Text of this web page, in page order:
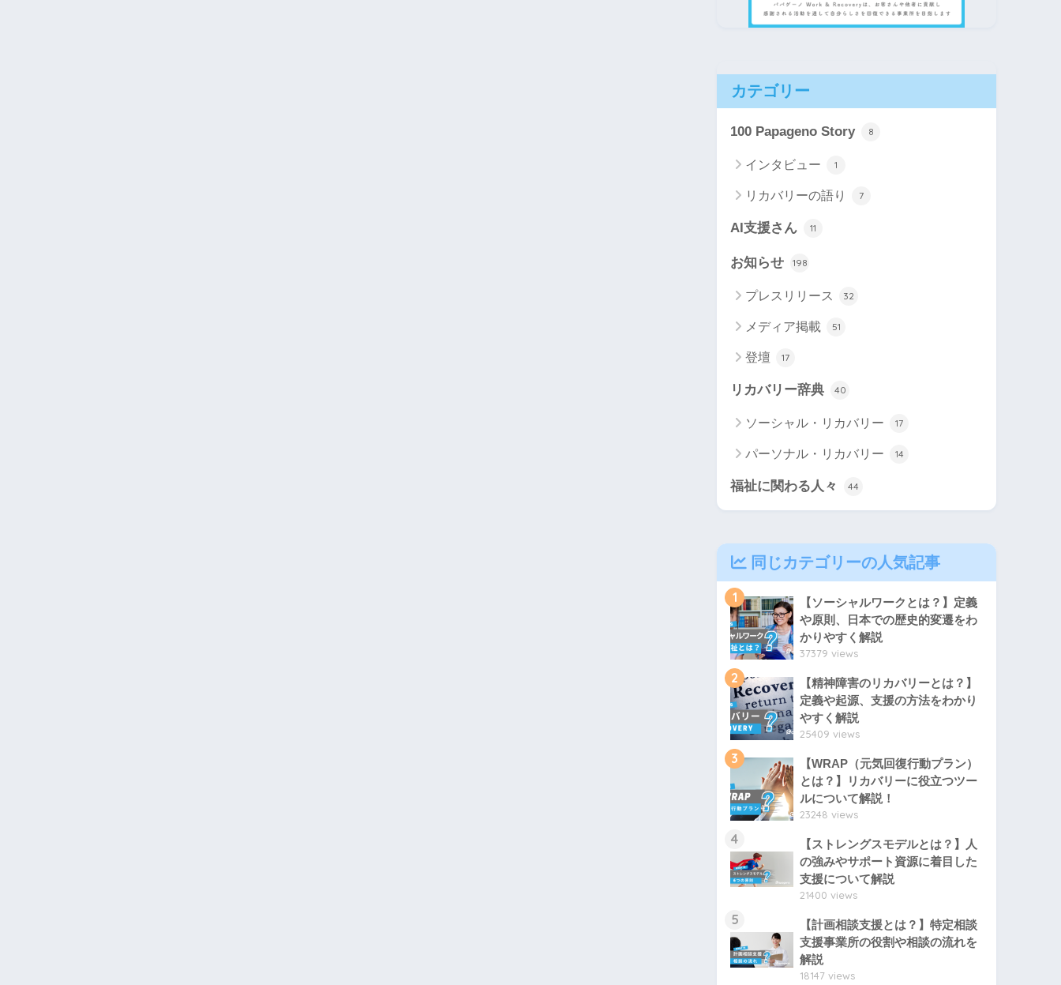
カテゴリー
100 Papageno Story 8
インタビュー 1
リカバリーの語り 7
AI支援さん 11
お知らせ 198
プレスリリース 32
メディア掲載 51
登壇 17
リカバリー辞典 40
ソーシャル・リカバリー 17
パーソナル・リカバリー 14
福祉に関わる人々 44
同じカテゴリーの人気記事
1
【ソーシャルワークとは？】定義
や原則、日本での歴史的変遷をわ
かりやすく解説
37379 views
2
【精神障害のリカバリーとは？】
定義や起源、支援の方法をわかり
やすく解説
25409 views
3
【WRAP（元気回復行動プラン）
とは？】リカバリーに役立つツー
ルについて解説！
23248 views
4
【ストレングスモデルとは？】人
の強みやサポート資源に着目した
支援について解説
21400 views
5
【計画相談支援とは？】特定相談
支援事業所の役割や相談の流れを
解説
18147 views